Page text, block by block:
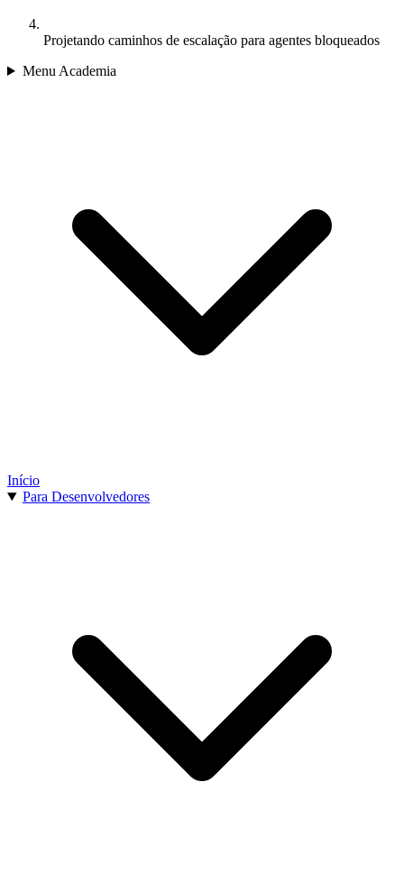
Projetando caminhos de escalação para agentes bloqueados
Menu Academia
Início
Para Desenvolvedores